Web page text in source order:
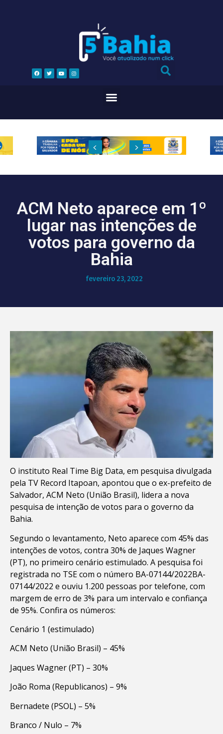
ACM Neto aparece em 1º
lugar nas intenções de
votos para governo da
Bahia
fevereiro 23, 2022
O instituto Real Time Big Data, em pesquisa divulgada
pela TV Record Itapoan, apontou que o ex-prefeito de
Salvador, ACM Neto (União Brasil), lidera a nova
pesquisa de intenção de votos para o governo da
Bahia.
Segundo o levantamento, Neto aparece com 45% das
intenções de votos, contra 30% de Jaques Wagner
(PT), no primeiro cenário estimulado. A pesquisa foi
registrada no TSE com o número BA-07144/2022BA-
07144/2022 e ouviu 1.200 pessoas por telefone, com
margem de erro de 3% para um intervalo e confiança
de 95%. Confira os números:
Cenário 1 (estimulado)
ACM Neto (União Brasil) – 45%
Jaques Wagner (PT) – 30%
João Roma (Republicanos) – 9%
Bernadete (PSOL) – 5%
Branco / Nulo – 7%